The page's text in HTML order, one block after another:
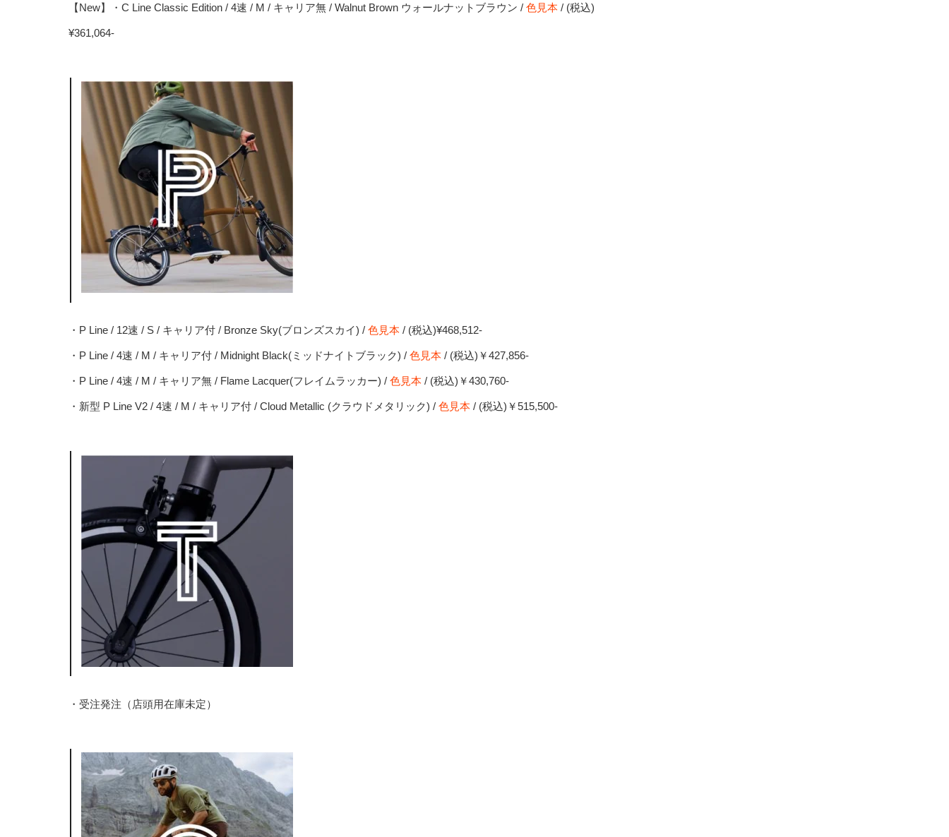
【New】・C Line Classic Edition / 4速 / M / キャリア無 / Walnut Brown ウォールナットブラウン / 色見本 / (税込)
¥361,064-
・P Line / 12速 / S / キャリア付 / Bronze Sky(ブロンズスカイ) / 色見本 / (税込)¥468,512-
・P Line / 4速 / M / キャリア付 / Midnight Black(ミッドナイトブラック) / 色見本 / (税込)￥427,856-
・P Line / 4速 / M / キャリア無 / Flame Lacquer(フレイムラッカー) / 色見本 / (税込)￥430,760-
・新型 P Line V2 / 4速 / M / キャリア付 / Cloud Metallic (クラウドメタリック) / 色見本 / (税込)￥515,500-
・受注発注（店頭用在庫未定）